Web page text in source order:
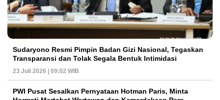
Sudaryono Resmi Pimpin Badan Gizi Nasional, Tegaskan
Transparansi dan Tolak Segala Bentuk Intimidasi
23 Juli 2026 | 09:02 WIB
PWI Pusat Sesalkan Pernyataan Hotman Paris, Minta